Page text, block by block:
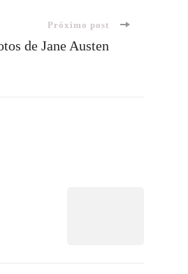
Próximo post
de Jane Austen